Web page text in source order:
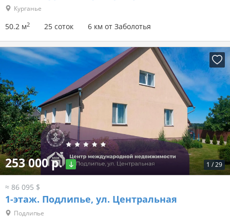
Курганье
50.2 м2 25 соток 6 км от Заболотья
1 /29
253 000 р.
≈ 86 095 $
1-этаж. Подлипье, ул. Центральная
Подлипье